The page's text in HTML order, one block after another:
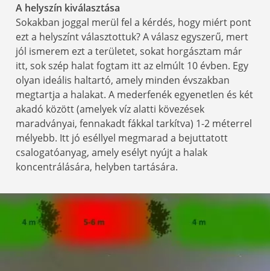
A helyszín kiválasztása
Sokakban joggal merül fel a kérdés, hogy miért pont
ezt a helyszínt választottuk? A válasz egyszerű, mert
jól ismerem ezt a területet, sokat horgásztam már
itt, sok szép halat fogtam itt az elmúlt 10 évben. Egy
olyan ideális haltartó, amely minden évszakban
megtartja a halakat. A mederfenék egyenetlen és két
akadó között (amelyek víz alatti kövezések
maradványai, fennakadt fákkal tarkítva) 1-2 méterrel
mélyebb. Itt jó eséllyel megmarad a bejuttatott
csalogatóanyag, amely esélyt nyújt a halak
koncentrálására, helyben tartására.